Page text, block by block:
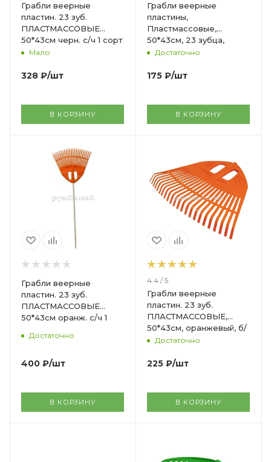
Грабли веерные
пластин. 23 зуб.
ПЛАСТМАССОВЫЕ
50*43см черн. с/ч 1 сорт
/2/20 И-А
Мало
328 ₽/шт
В КОРЗИНУ
Грабли веерные
пластины,
Пластмассовые,
50*43см, 23 зубца,
черный, б/ч
Достаточно
175 ₽/шт
В КОРЗИНУ
Грабли веерные
пластин. 23 зуб.
ПЛАСТМАССОВЫЕ
50*43см оранж. с/ч 1
Достаточно
400 ₽/шт
В КОРЗИНУ
4.4 / 5
Грабли веерные
пластин. 23 зуб.
ПЛАСТМАССОВЫЕ,
50*43см, оранжевый, б/
ч Достаточно
225 ₽/шт
В КОРЗИНУ